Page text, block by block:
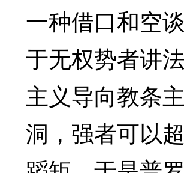
一种借口和空
于无权势者讲
主义导向教条
洞，强者可以